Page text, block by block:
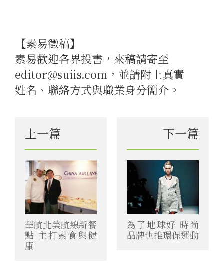
【素易徵稿】
素易歡迎各界投書，來稿請寄至
editor@suiis.com，並請附上真實
姓名、聯絡方式與職業身分簡介。
上一篇
華航北美航線新餐
點 主打素食與健
康
下一篇
為了地球好 時尚
品牌也推環保運動